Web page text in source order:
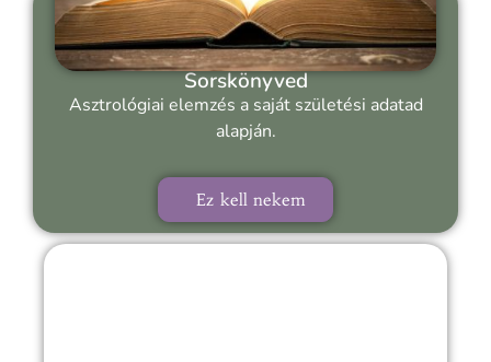
Sorskönyved
Asztrológiai elemzés a saját születési adatad
alapján.
Ez kell nekem